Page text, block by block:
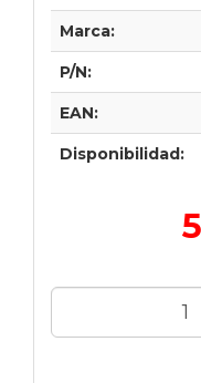
Marca:
P/N:
EAN:
Disponibilidad: